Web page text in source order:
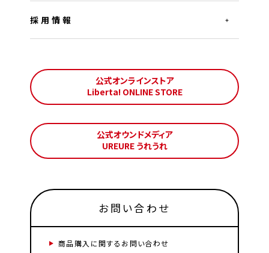
採用情報
公式オンラインストア
Liberta! ONLINE STORE
公式オウンドメディア
UREURE うれうれ
お問い合わせ
商品購入に関するお問い合わせ